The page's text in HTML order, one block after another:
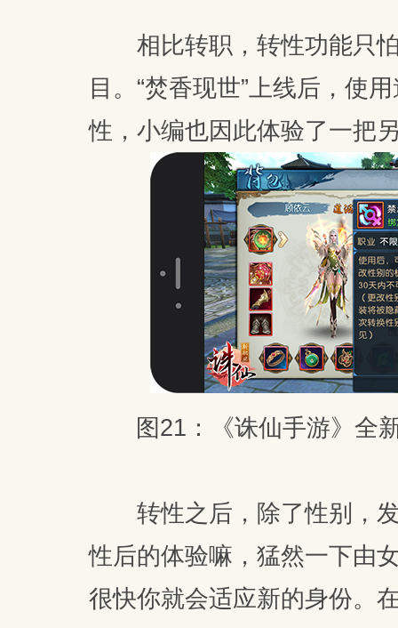
相比转职，转性功能只怕
目。“焚香现世”上线后，使
性，小编也因此体验了一把
图21：《诛仙手游》全
转性之后，除了性别，发
性后的体验嘛，猛然一下由
很快你就会适应新的身份。